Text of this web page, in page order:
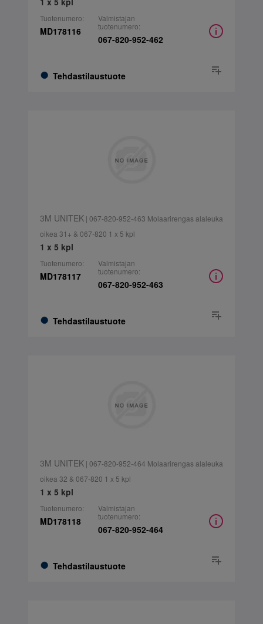
Tuotenumero:
MD178116
Tehdastilaustuote
Valmistajan
tuotenumero:
067-820-952-462
3M UNITEK| 067-820-952-463 Molaarirengas alaleuka
oikea 31+ & 067-820 1 x 5 kpl
1 x 5 kpl
Tuotenumero:
MD178117
Tehdastilaustuote
Valmistajan
tuotenumero:
067-820-952-463
3M UNITEK| 067-820-952-464 Molaarirengas alaleuka
oikea 32 & 067-820 1 x 5 kpl
1 x 5 kpl
Tuotenumero:
MD178118
Tehdastilaustuote
Valmistajan
tuotenumero:
067-820-952-464